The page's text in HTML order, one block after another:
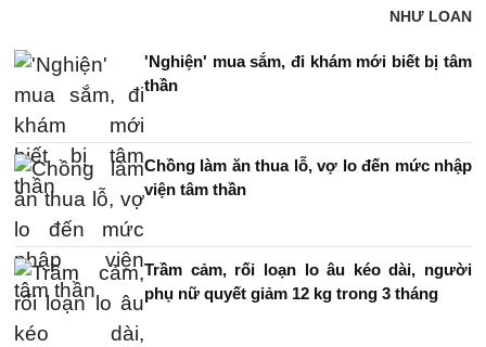
NHƯ LOAN
'Nghiện' mua sắm, đi khám mới biết bị tâm
thần
Chồng làm ăn thua lỗ, vợ lo đến mức nhập
viện tâm thần
Trầm cảm, rối loạn lo âu kéo dài, người
phụ nữ quyết giảm 12 kg trong 3 tháng